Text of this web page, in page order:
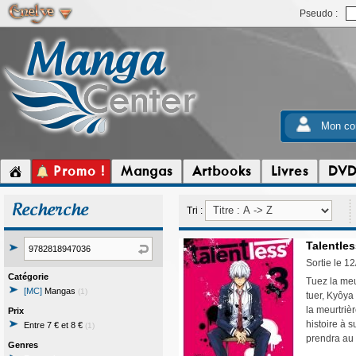
Pseudo :
Mon
Promo ! Mangas Artbooks Livres DVD
Recherche
Catégorie
[MC] Mangas (1)
Prix
Entre 7 € et 8 € (1)
Genres
Tri :
Sortie le
Tuez la
tuer,
la
histoire à
prendra